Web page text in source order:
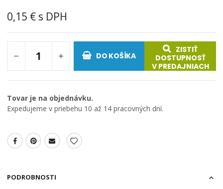
0,15 €
DO KOŠÍKA
ZISTIŤ
DOSTUPNOSŤ
V PREDAJNIACH
Tovar je na objednávku.
Expedujeme v priebehu 10 až 14 pracovných dní.
PODROBNOSTI